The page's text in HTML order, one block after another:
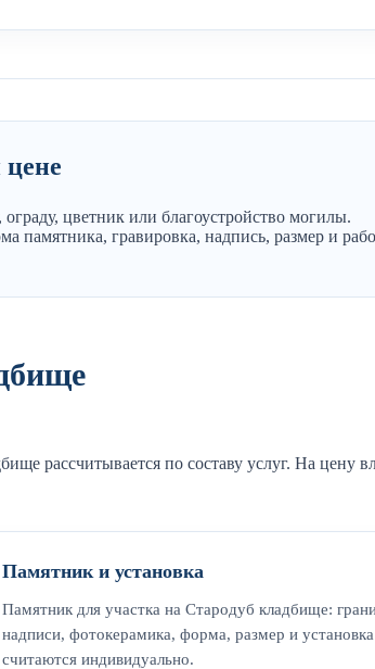
цветник или благоустройство могилы.
памятника, гравировка, надпись, размер и
рассчитывается по составу услуг. На
Памятник и установка
Памятник для участка на Стародуб кладбище:
надписи, фотокерамика, форма, размер и установка
считаются индивидуально.